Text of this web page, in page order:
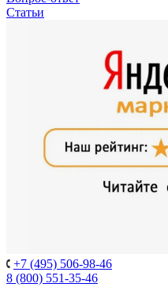
Статьи
+7 (495) 506-98-46
8 (800) 551-35-46